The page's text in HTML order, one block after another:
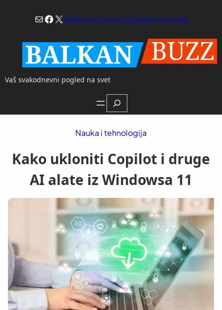
Mail
Facebook
X NaslovnaO namaPretplatite se na vesti
Vaš svakodnevni pogled na svet
Search
Nauka i tehnologija
Kako ukloniti Copilot i druge
AI alate iz Windowsa 11